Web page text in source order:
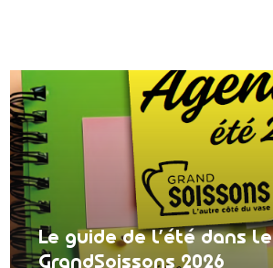
Le guide de l’été dans le
GrandSoissons 2026